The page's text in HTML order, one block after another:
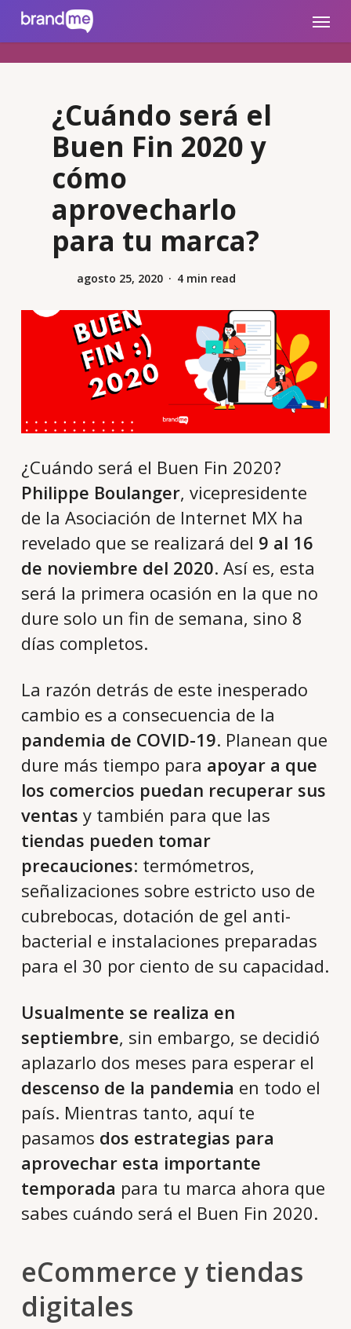
brandme.la Menu
¿Cuándo será el
Buen Fin 2020 y
cómo
aprovecharlo
para tu marca?
agosto 25, 2020 4 min read
¿Cuándo será el Buen Fin 2020?
Philippe Boulanger, vicepresidente
de la Asociación de Internet MX ha
revelado que se realizará del 9 al 16
de noviembre del 2020. Así es, esta
será la primera ocasión en la que no
dure solo un fin de semana, sino 8
días completos.
La razón detrás de este inesperado
cambio es a consecuencia de la
pandemia de COVID-19. Planean que
dure más tiempo para apoyar a que
los comercios puedan recuperar sus
ventas y también para que las
tiendas pueden tomar
precauciones: termómetros,
señalizaciones sobre estricto uso de
cubrebocas, dotación de gel anti-
bacterial e instalaciones preparadas
para el 30 por ciento de su capacidad.
Usualmente se realiza en
septiembre, sin embargo, se decidió
aplazarlo dos meses para esperar el
descenso de la pandemia en todo el
país. Mientras tanto, aquí te
pasamos dos estrategias para
aprovechar esta importante
temporada para tu marca ahora que
sabes cuándo será el Buen Fin 2020.
eCommerce y tiendas
digitales